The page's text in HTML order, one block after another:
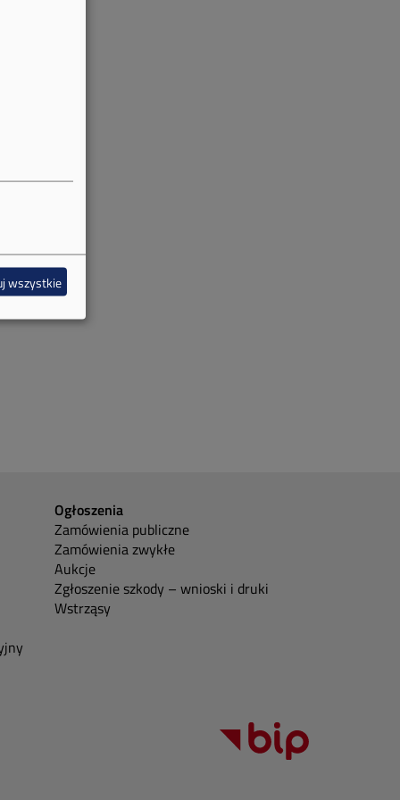
Ogłoszenia
Zamówienia publiczne
Zamówienia zwykłe
Aukcje
Zgłoszenie szkody – wnioski i druki
Wstrząsy
wszystkie